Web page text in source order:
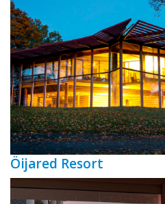
Öijared Resort